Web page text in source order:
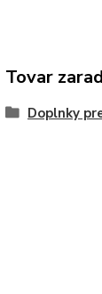
Tovar
Doplnky